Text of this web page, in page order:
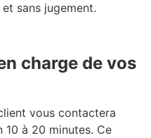
sans jugement.
charge de vos
vous contactera
10 à 20 minutes. Ce